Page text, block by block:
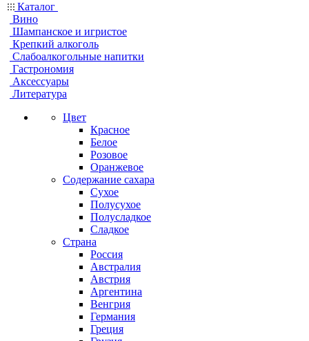
Каталог
Вино
Шампанское и игристое
Крепкий алкоголь
Слабоалкогольные напитки
Гастрономия
Аксессуары
Литература
Цвет
Красное
Белое
Розовое
Оранжевое
Содержание сахара
Сухое
Полусухое
Полусладкое
Сладкое
Страна
Россия
Австралия
Австрия
Аргентина
Венгрия
Германия
Греция